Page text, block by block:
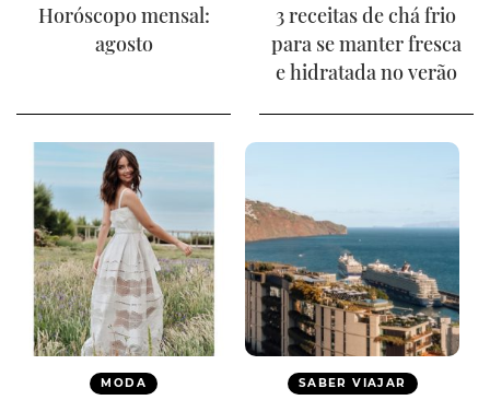
Horóscopo mensal:
agosto
3 receitas de chá frio
para se manter fresca
e hidratada no verão
MODA SABER VIAJAR